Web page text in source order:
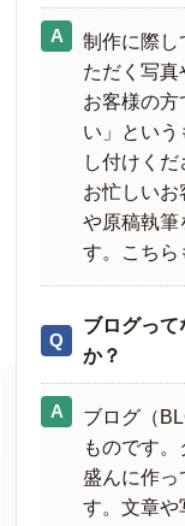
制作に際し
ただく写真
お客様の方
い」という
し付けくだ
お忙しい
や原稿執筆
す。こちら
ブログっ
か？
ブログ（
ものです
盛んに作っ
す。文章や